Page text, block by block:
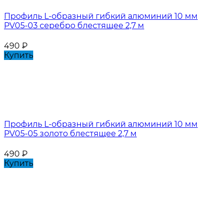
Профиль L-образный гибкий алюминий 10 мм
PV05-03 серебро блестящее 2,7 м
490 ₽
Купить
Профиль L-образный гибкий алюминий 10 мм
PV05-05 золото блестящее 2,7 м
490 ₽
Купить